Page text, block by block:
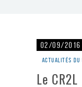
02/09/2016
Actualités du
Le